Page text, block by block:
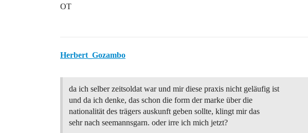
OT
Herbert_Gozambo
da ich selber zeitsoldat war und mir diese praxis nicht geläufig ist
und da ich denke, das schon die form der marke über die
nationalität des trägers auskunft geben sollte, klingt mir das
sehr nach seemannsgarn. oder irre ich mich jetzt?